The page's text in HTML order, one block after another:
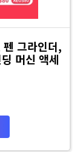
그라인더,
머신 액세